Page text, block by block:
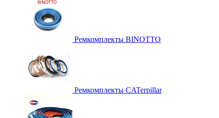
Ремкомплекты BINOTTO
Ремкомплекты CATerpillar